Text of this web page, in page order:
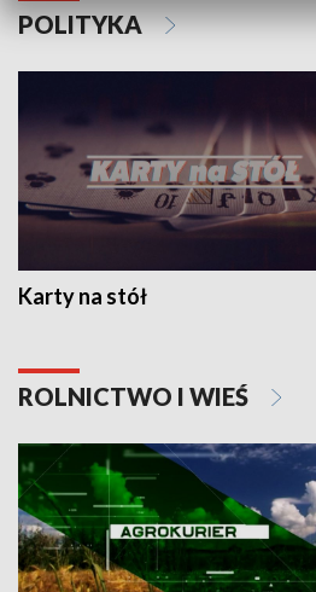
POLITYKA
Karty na stół
ROLNICTWO I WIEŚ